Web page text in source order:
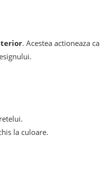
. Acestea actioneaza ca
la culoare.